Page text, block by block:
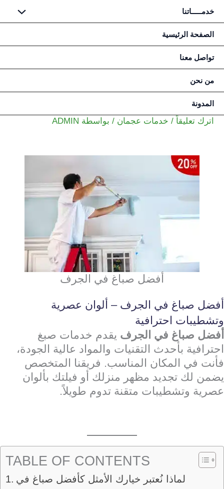
تخطي
إلى
المحتوى
خدمـــــاتنا
الصفحة الرئيسية
تواصل معنا
من نحن
المدونة
اترك تعليقاً / خدمات عجمان / بواسطة ADMIN
أفضل صباغ في الجرف
أفضل صباغ في الجرف – ألوان عصرية
وتشطيبات احترافية
أفضل صباغ في الجرف يقدم خدمات صبغ
احترافية بأحدث التقنيات والمواد عالية الجودة،
فأنت في المكان المناسب. فريقنا المتخصص
يضمن لك تجديد مظهر منزلك أو فيلتك بألوان
عصرية وتشطيبات متقنة تدوم طويلاً.
TABLE OF CONTENTS
لماذا نُعتبر خيارك الأمثل كأفضل صباغ في